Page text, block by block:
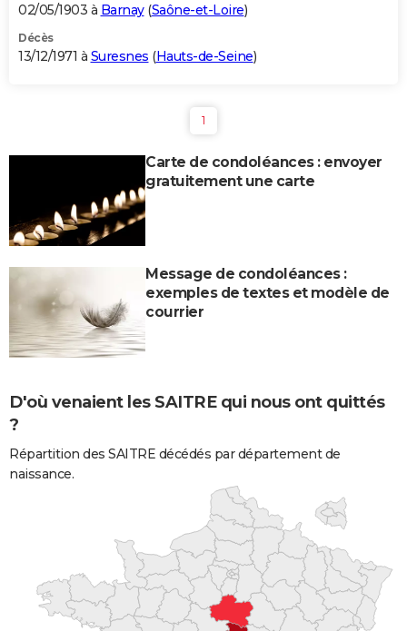
02/05/1903 à Barnay(Saône-et-Loire)
Décès
13/12/1971 à Suresnes (Hauts-de-Seine)
1
Carte de condoléances : envoyer
gratuitement une carte
Message de condoléances :
exemples de textes et modèle de
courrier
D'où venaient les SAITRE qui nous ont quittés
?
Répartition des SAITRE décédés par département de
naissance.